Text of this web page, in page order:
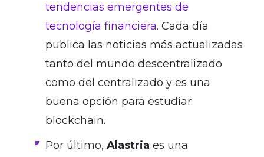
tendencias emergentes de
tecnología financiera. Cada día
publica las noticias más actualizadas
tanto del mundo descentralizado
como del centralizado y es una
buena opción para estudiar
blockchain.
Por último, Alastria es una